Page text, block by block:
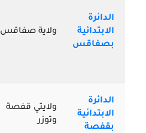
الدائرة
الابتدائية
بصفاقس
ولاية صفاقس
الدائرة
الابتدائية
بقفصة
ولايتي قفصة
وتوزر